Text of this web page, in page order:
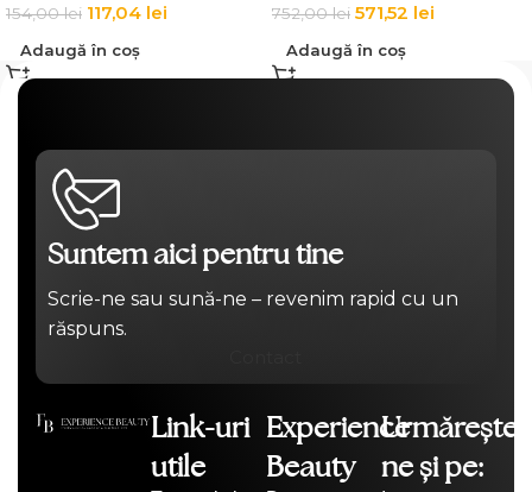
154,00lei 117,04 lei
Adaugă în coș
752,00lei 571,52 lei
Adaugă în coș
Suntem aici pentru tine
Scrie-ne sau sună-ne – revenim rapid cu un
răspuns.
Link-uri
utile
Experience
Beauty
Urmărește-
ne și pe: